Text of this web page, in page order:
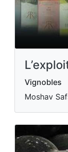
Vignobles
Moshav